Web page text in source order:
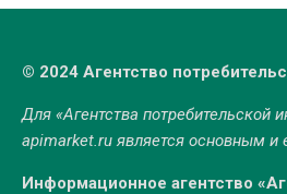
© 2024 Агентство
Для «Агентства потребительской
apimarket.ruявляется основным и
Информационное агентство